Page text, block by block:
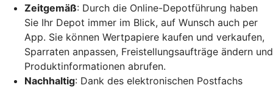
Zeitgemäß: Durch die Online-Depotführung haben
Sie Ihr Depot immer im Blick, auf Wunsch auch per
App. Sie können Wertpapiere kaufen und verkaufen,
Sparraten anpassen, Freistellungsaufträge ändern und
Produktinformationen abrufen.
Nachhaltig: Dank des elektronischen Postfachs